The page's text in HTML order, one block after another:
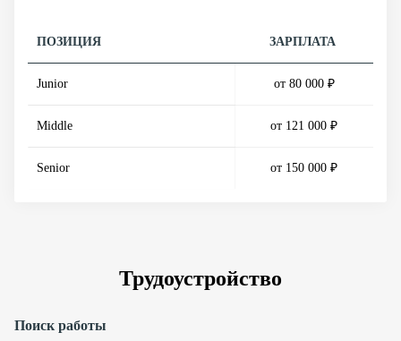
ПОЗИЦИЯ ЗАРПЛАТА
Junior от 80 000 ₽
Middle от 121 000 ₽
Senior от 150 000 ₽
Трудоустройство
Поиск работы